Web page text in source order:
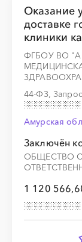
Оказание
доставке
клиники
ФГБОУ ВО
44-ФЗ,
Амурская
Заключён
ОБЩЕСТВО
1 120